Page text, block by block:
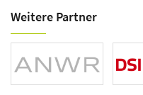
Weitere Partner